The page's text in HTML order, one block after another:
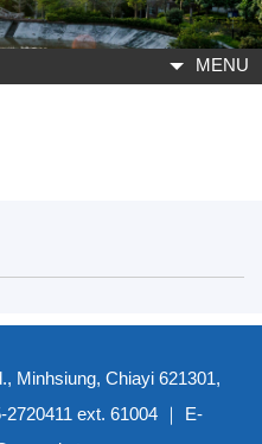
MENU
Minhsiung, Chiayi 621301,
ext. 61004 ｜ E-